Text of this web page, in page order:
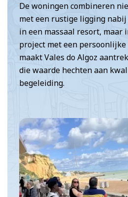
De woningen combineren
met een rustige ligging
in een massaal resort, maar
project met een persoonlijke
maakt Vales do Algoz
die waarde hechten aan
begeleiding.